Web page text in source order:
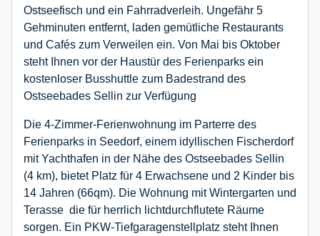
Ostseefisch und ein Fahrradverleih. Ungefähr 5
Gehminuten entfernt, laden gemütliche Restaurants
und Cafés zum Verweilen ein. Von Mai bis Oktober
steht Ihnen vor der Haustür des Ferienparks ein
kostenloser Busshuttle zum Badestrand des
Ostseebades Sellin zur Verfügung
Die 4-Zimmer-Ferienwohnung im Parterre des
Ferienparks in Seedorf, einem idyllischen Fischerdorf
mit Yachthafen in der Nähe des Ostseebades Sellin
(4 km), bietet Platz für 4 Erwachsene und 2 Kinder bis
14 Jahren (66qm). Die Wohnung mit Wintergarten und
Terasse die für herrlich lichtdurchflutete Räume
sorgen. Ein PKW-Tiefgaragenstellplatz steht Ihnen